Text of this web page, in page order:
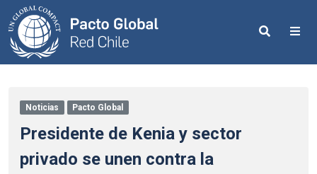
Search
Noticias Pacto Global
Presidente de Kenia y sector
privado se unen contra la